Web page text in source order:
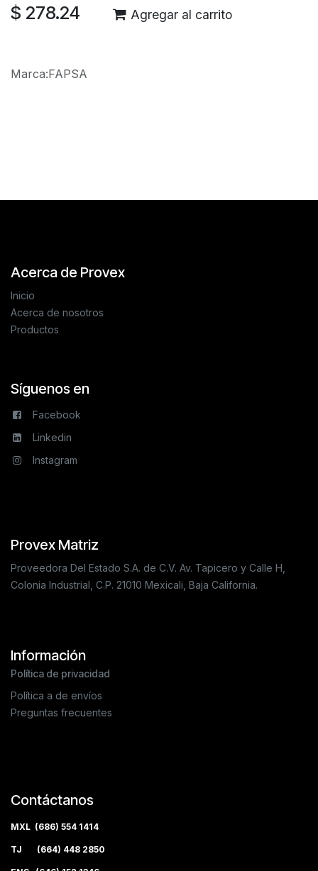
$ 278.24 Agregar al carrito
Marca:FAPSA
Acerca de Provex
Inicio
Acerca de nosotros
Productos
Síguenos en
Facebook
Linkedin
Instagram
Provex Matriz
Proveedora Del Estado S.A. de C.V. Av. Tapicero y Calle H,
Colonia Industrial, C.P. 21010 Mexicali, Baja California.
Información
Política de privacidad
Política a de envíos
Preguntas frecuentes
Contáctanos
MXL (686) 554 1414
TJ (664) 448 2850